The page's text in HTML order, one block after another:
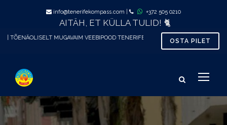
info@tenerifekompass.com +372 505 0210
AITÄH, ET KÜLLA TULID! 🐈
MUGAVAIM VEEBIPOOD TENERIFEL OSTA PILET